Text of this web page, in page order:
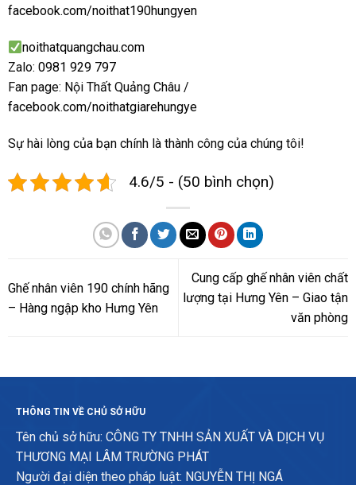
facebook.com/noithat190hungyen
noithatquangchau.com
Zalo: 0981 929 797
Fan page: Nội Thất Quảng Châu /
facebook.com/noithatgiarehungye
Sự hài lòng của bạn chính là thành công của chúng tôi!
4.6/5 - (50 bình chọn)
Ghế nhân viên 190 chính hãng
– Hàng ngập kho Hưng Yên
Cung cấp ghế nhân viên chất
lượng tại Hưng Yên – Giao tận
văn phòng
THÔNG TIN VỀ CHỦ SỞ HỮU
Tên chủ sở hữu: CÔNG TY TNHH SẢN XUẤT VÀ DỊCH VỤ
THƯƠNG MẠI LÂM TRƯỜNG PHÁT
Người đại diện theo pháp luật: NGUYỄN THỊ NGÁ